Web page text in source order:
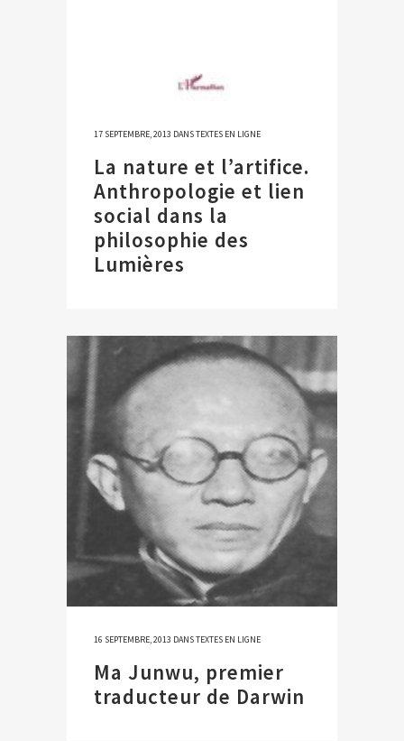
17 SEPTEMBRE, 2013 DANSTEXTES EN LIGNE
La nature et l’artifice.
Anthropologie et lien
social dans la
philosophie des
Lumières
16 SEPTEMBRE, 2013 DANSTEXTES EN LIGNE
Ma Junwu, premier
traducteur de Darwin